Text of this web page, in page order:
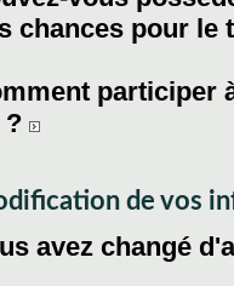
chances pour le
participer
?
de vos
avez changé